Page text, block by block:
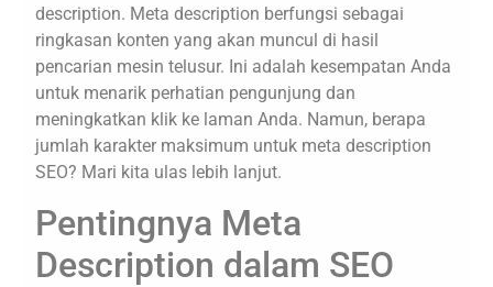
description. Meta description berfungsi sebagai
ringkasan konten yang akan muncul di hasil
pencarian mesin telusur. Ini adalah kesempatan Anda
untuk menarik perhatian pengunjung dan
meningkatkan klik ke laman Anda. Namun, berapa
jumlah karakter maksimum untuk meta description
SEO? Mari kita ulas lebih lanjut.
Pentingnya Meta
Description dalam SEO